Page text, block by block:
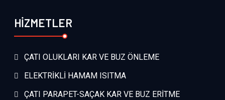
HİZMETLER
ÇATI OLUKLARI KAR VE BUZ ÖNLEME
ELEKTRİKLİ HAMAM ISITMA
ÇATI PARAPET-SAÇAK KAR VE BUZ ERİTME